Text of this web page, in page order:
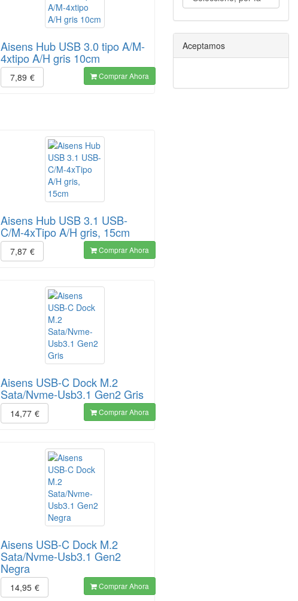
Aisens Hub USB 3.0 tipo A/M-
4xtipo A/H gris 10cm
7,89 € Comprar Ahora
Aisens Hub USB 3.1 USB-
C/M-4xTipo A/H gris, 15cm
7,87 € Comprar Ahora
Aisens USB-C Dock M.2
Sata/Nvme-Usb3.1 Gen2 Gris
14,77 € Comprar Ahora
Aisens USB-C Dock M.2
Sata/Nvme-Usb3.1 Gen2
Negra
14,95 € Comprar Ahora
Aceptamos